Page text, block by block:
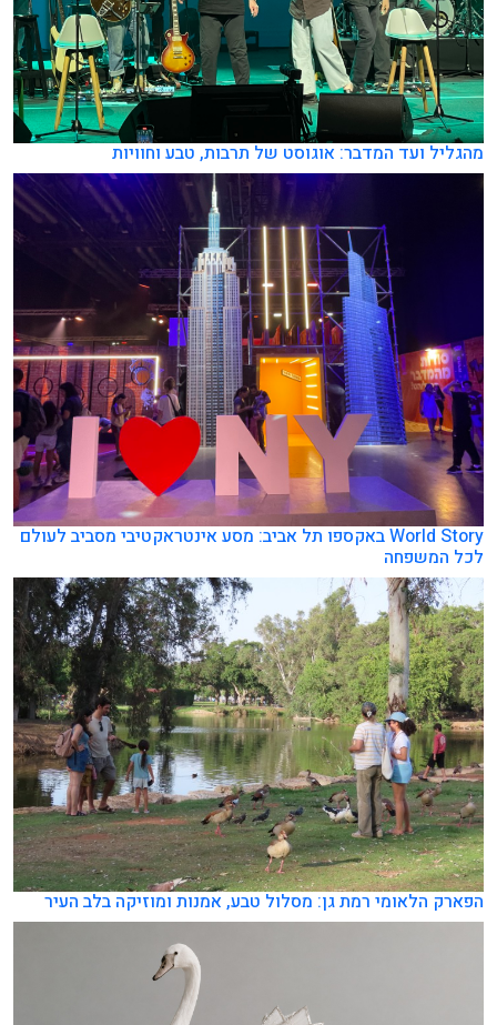
מהגליל ועד המדבר: אוגוסט של תרבות, טבע וחוויות
World Story באקספו תל אביב: מסע אינטראקטיבי מסביב לעולם
לכל המשפחה
הפארק הלאומי רמת גן: מסלול טבע, אמנות ומוזיקה בלב העיר